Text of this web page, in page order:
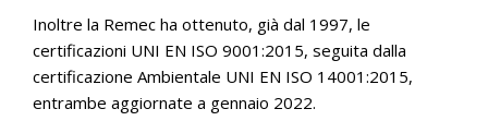
Inoltre la Remec ha ottenuto, già dal 1997, le
certificazioni UNI EN ISO 9001:2015, seguita dalla
certificazione Ambientale UNI EN ISO 14001:2015,
entrambe aggiornate a gennaio 2022.